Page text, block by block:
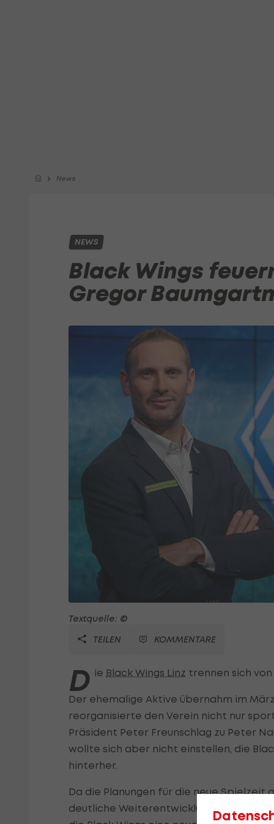
News
NEWS
Black Wings
Gregor
Textquelle: ©
TEILEN
KOMMENTARE
D ie Black Wings Linz trennen sich
Der ehemalige Aktive übernahm im
reorganisierte den Verein nicht nur
Präsident Peter Freunschlag zu Peter
wollte sich aber nicht einstellen, die
hinterher.
Da die Planungen für die neue Spielzeit
deutliche Weiterentwicklung der